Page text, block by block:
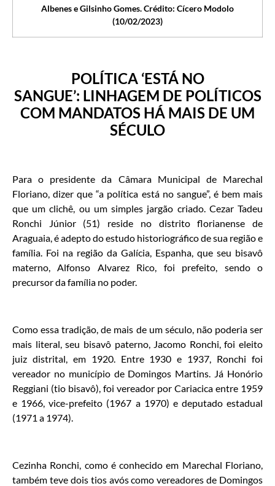
Albenes e Gilsinho Gomes. Crédito: Cícero Modolo
(10/02/2023)
POLÍTICA ‘ESTÁ NO
SANGUE’: LINHAGEM DE POLÍTICOS
COM MANDATOS HÁ MAIS DE UM
SÉCULO
Para o presidente da Câmara Municipal de Marechal
Floriano, dizer que “a política está no sangue”, é bem mais
que um clichê, ou um simples jargão criado. Cezar Tadeu
Ronchi Júnior (51) reside no distrito florianense de
Araguaia, é adepto do estudo historiográfico de sua região e
família. Foi na região da Galícia, Espanha, que seu bisavô
materno, Alfonso Alvarez Rico, foi prefeito, sendo o
precursor da família no poder.
Como essa tradição, de mais de um século, não poderia ser
mais literal, seu bisavô paterno, Jacomo Ronchi, foi eleito
juiz distrital, em 1920. Entre 1930 e 1937, Ronchi foi
vereador no município de Domingos Martins. Já Honório
Reggiani (tio bisavô), foi vereador por Cariacica entre 1959
e 1966, vice-prefeito (1967 a 1970) e deputado estadual
(1971 a 1974).
Cezinha Ronchi, como é conhecido em Marechal Floriano,
também teve dois tios avós como vereadores de Domingos